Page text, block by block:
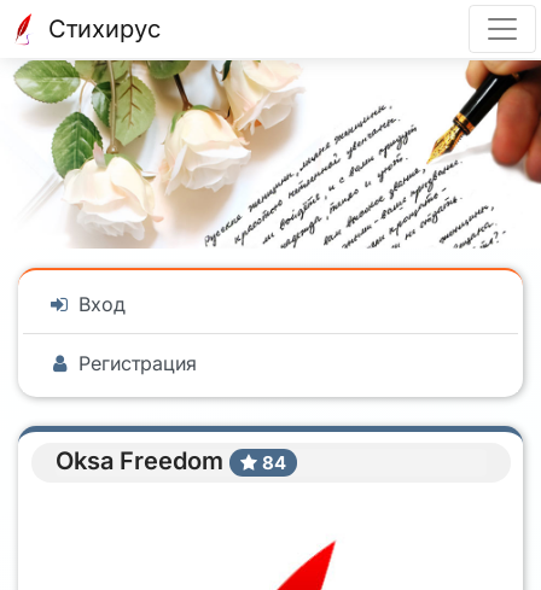
Стихирус
Вход
Регистрация
Oksa Freedom 84